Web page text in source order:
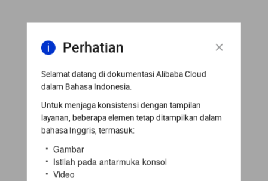
Perhatian
Selamat datang di dokumentasi Alibaba Cloud
dalam Bahasa Indonesia.
Untuk menjaga konsistensi dengan tampilan
layanan, beberapa elemen tetap ditampilkan dalam
bahasa Inggris, termasuk:
Gambar
Istilah pada antarmuka konsol
Video